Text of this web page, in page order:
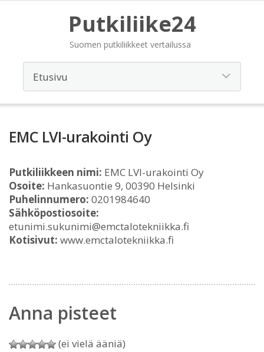
Putkiliike24
Suomen putkiliikkeet vertailussa
EMC LVI-urakointi Oy
Putkiliikkeen nimi: EMC LVI-urakointi Oy
Osoite: Hankasuontie 9, 00390 Helsinki
Puhelinnumero: 0201984640
Sähköpostiosoite:
etunimi.sukunimi@emctalotekniikka.fi
Kotisivut: www.emctalotekniikka.fi
Anna pisteet
(ei vielä ääniä)